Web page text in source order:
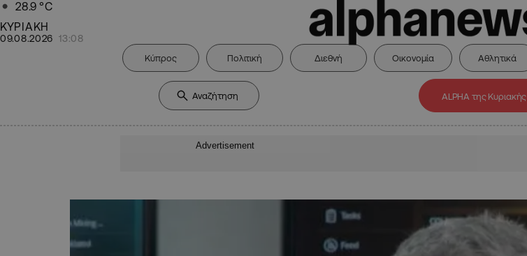
28.9 °C
ΚΥΡΙΑΚΗ
09.08.2026 13:08
Κύπρος Πολιτική Διεθνή Οικονομία Αθλητικά
ALPHA της Κυριακής
Advertisement